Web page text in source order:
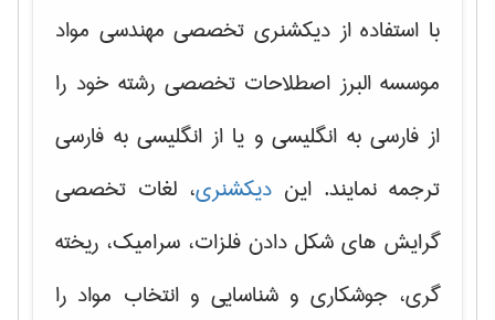
با استفاده از دیکشنری تخصصی مهندسی مواد
موسسه البرز اصطلاحات تخصصی رشته خود را
از فارسی به انگلیسی و یا از انگلیسی به فارسی
ترجمه نمایند. این دیکشنری، لغات تخصصی
گرایش های شکل دادن فلزات، سرامیک، ریخته
گری، جوشکاری و شناسایی و انتخاب مواد را